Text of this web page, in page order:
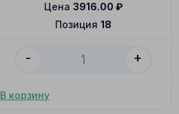
Позиция 18
Цена 3916.00 ₽
- +
В корзину